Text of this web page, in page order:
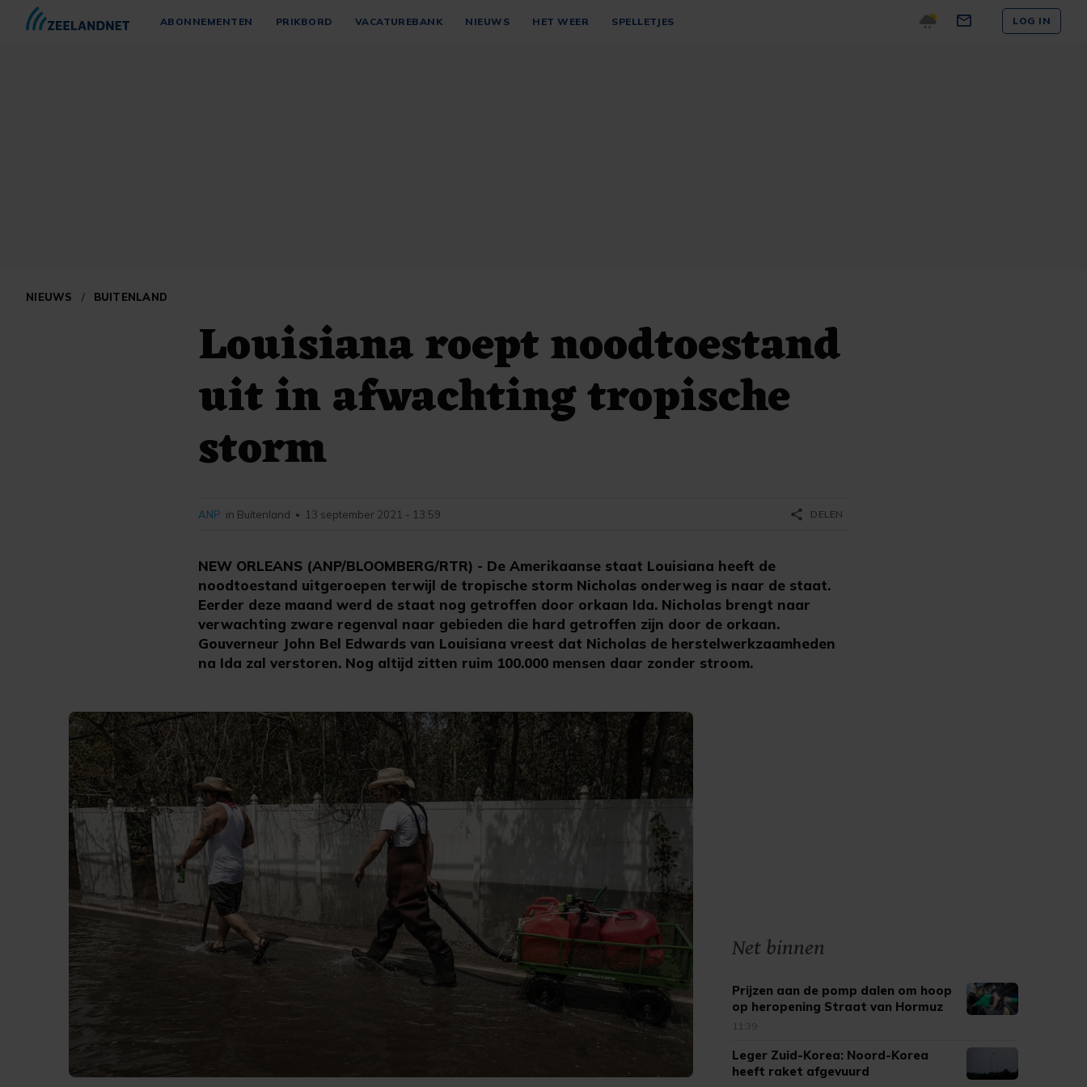
ABONNEMENTEN PRIKBORD VACATUREBANK NIEUWS HET WEER SPELLETJES LOG IN
NIEUWS / BUITENLAND
Louisiana roept noodtoestand
uit in afwachting tropische
storm
NEW ORLEANS (ANP/BLOOMBERG/RTR) - De Amerikaanse staat Louisiana heeft de
noodtoestand uitgeroepen terwijl de tropische storm Nicholas onderweg is naar de staat.
Eerder deze maand werd de staat nog getroffen door orkaan Ida. Nicholas brengt naar
verwachting zware regenval naar gebieden die hard getroffen zijn door de orkaan.
Gouverneur John Bel Edwards van Louisiana vreest dat Nicholas de herstelwerkzaamheden
na Ida zal verstoren. Nog altijd zitten ruim 100.000 mensen daar zonder stroom.
ANP in Buitenland • 13 september 2021 - 13:59 share DELEN
Net binnen
Prijzen aan de pomp dalen om hoop
op heropening Straat van Hormuz
11:39
Leger Zuid-Korea: Noord-Korea
heeft raket afgevuurd